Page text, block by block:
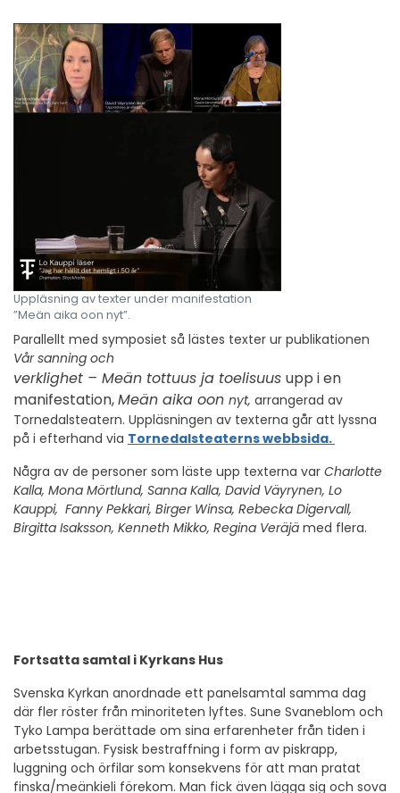
Uppläsning av texter under manifestation
”Meän aika oon nyt”.
Parallellt med symposiet så lästes texter ur publikationen
Vår sanning och
verklighet – Meän tottuus ja toelisuus upp i en
manifestation,Meän aika oon nyt, arrangerad av
Tornedalsteatern. Uppläsningen av texterna går att lyssna
på i efterhand via Tornedalsteaterns webbsida.
Några av de personer som läste upp texterna var Charlotte
Kalla, Mona Mörtlund, Sanna Kalla, David Väyrynen, Lo
Kauppi, Fanny Pekkari, Birger Winsa, Rebecka Digervall,
Birgitta Isaksson, Kenneth Mikko, Regina Veräjä med flera.
Fortsatta samtal i Kyrkans Hus
Svenska Kyrkan anordnade ett panelsamtal samma dag
där fler röster från minoriteten lyftes. Sune Svaneblom och
Tyko Lampa berättade om sina erfarenheter från tiden i
arbetsstugan. Fysisk bestraffning i form av piskrapp,
luggning och örfilar som konsekvens för att man pratat
finska/meänkieli förekom. Man fick även lägga sig och sova